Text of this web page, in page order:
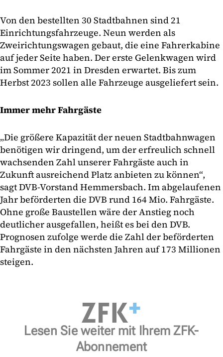
Von den bestellten 30 Stadtbahnen sind 21
Einrichtungsfahrzeuge. Neun werden als
Zweirichtungswagen gebaut, die eine Fahrerkabine
auf jeder Seite haben. Der erste Gelenkwagen wird
im Sommer 2021 in Dresden erwartet. Bis zum
Herbst 2023 sollen alle Fahrzeuge ausgeliefert sein.
Immer mehr Fahrgäste
„Die größere Kapazität der neuen Stadtbahnwagen
benötigen wir dringend, um der erfreulich schnell
wachsenden Zahl unserer Fahrgäste auch in
Zukunft ausreichend Platz anbieten zu können“,
sagt DVB-Vorstand Hemmersbach. Im abgelaufenen
Jahr beförderten die DVB rund 164 Mio. Fahrgäste.
Ohne große Baustellen wäre der Anstieg noch
deutlicher ausgefallen, heißt es bei den DVB.
Prognosen zufolge werde die Zahl der beförderten
Fahrgäste in den nächsten Jahren auf 173 Millionen
steigen.
Lesen Sie weiter mit Ihrem ZFK-
Abonnement